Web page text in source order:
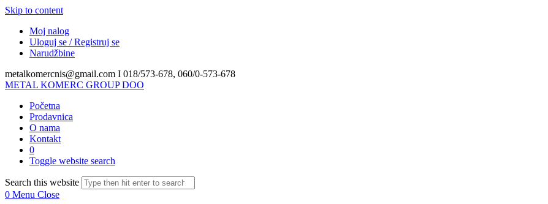
Skip to content
Moj nalog
Uloguj se / Registruj se
Narudžbine
metalkomercnis@gmail.com I 018/573-678, 060/0-573-678
METAL KOMERC GROUP DOO
Početna
Prodavnica
O nama
Kontakt
0
Toggle website search
Search this website
0 Menu Close